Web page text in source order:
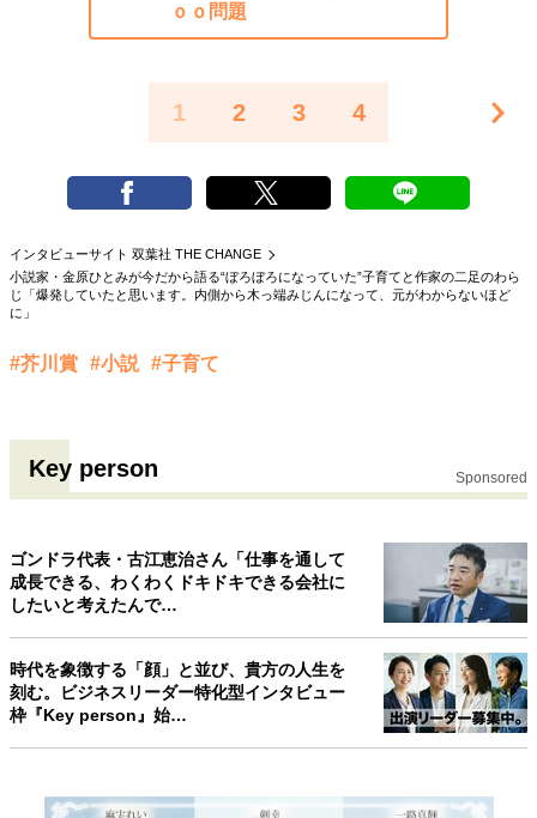
ｏｏ問題
1 2 3 4
インタビューサイト 双葉社 THE CHANGE
小説家・金原ひとみが今だから語る“ぼろぼろになっていた”子育てと作家の二足のわら
じ「爆発していたと思います。内側から木っ端みじんになって、元がわからないほど
に」
#芥川賞 #小説 #子育て
Key person Sponsored
ゴンドラ代表・古江恵治さん「仕事を通して
成長できる、わくわくドキドキできる会社に
したいと考えたんで…
時代を象徴する「顔」と並び、貴方の人生を
刻む。ビジネスリーダー特化型インタビュー
枠『Key person』始…